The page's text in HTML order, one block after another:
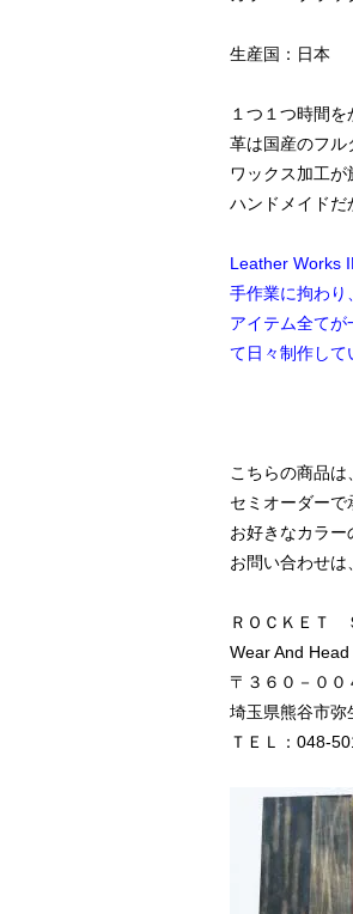
生産国：日本
１つ１つ時間
革は国産のフル
ワックス加工が
ハンドメイドだ
Leather Works
手作業に拘わり
アイテム全て
て日々制作して
こちらの商品は
セミオーダーで
お好きなカラー
お問い合わせは
ＲＯＣＫＥＴ
Wear And
〒３６０－００
埼玉県熊谷市弥
ＴＥＬ：048-